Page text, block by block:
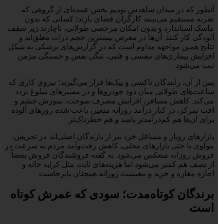
آنطور که در میدان شاهدش بودیم بخش عمده‌ای از گروهی که
ضربه مستقیم می‌بینند کارگران فضای بازند؛ کسانی که بدون
ماسک استاندارد و بدون امکان مرخصی طولانی، ناچارند زیر سقف
آلودگی کار کنند. آن‌ها در معرض بیشترین حجم ذرات معلق‌اند و
نتایج همین مواجهه مداوم است که در گزارش‌های پزشکی به شکل
افزایش بیماری‌های تنفسی و قلبی، تنگی نفس و خستگی مزمن
ثبت می‌شود.
پس از آن، رانندگان تاکسی و پیک‌ها قرار می‌گیرند؛ نیروی کاری که
ساعت‌های طولانی میان دود خودروها و در مسیرهای شلوغ تردد
می‌کند. کاهش مسافر، افزایش مصرف سوخت، سوزش چشم و
افت تمرکز، در کنار درآمد روزانه متغیر، باعث شده روزهای آلوده
برای آن‌ها هم کم‌درآمدتر باشد و هم خطرناک‌تر.
بازارهای روباز و مشاغل خرد نیز از بازندگان اصلی‌اند. در تجریش،
مولوی یا حتی بازارهای محلی، کاهش رفت‌وآمد مردم به سرعت در
فروش روزانه منعکس می‌شود. به گفته فروشندگان فروش بعضاً
از نصف هم کمتر می‌شود اما هزینه‌های ثابت مثل کرایه خانه و
اجاره مغازه و خرید و معیشت روزانه همچنان پابرجاست.
برندگان کوتاه‌مدت؛ سودی که عمرش کوتاه
است